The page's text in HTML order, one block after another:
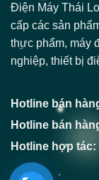
Điện Máy Thái
cấp các sản
thực phẩm, máy
nghiệp, thiết bị
Hotline bán
Hotline bán
Hotline hợp tác: